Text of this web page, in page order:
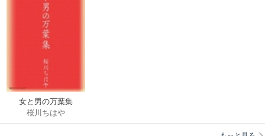
女と男の万葉集
桜川ちはや